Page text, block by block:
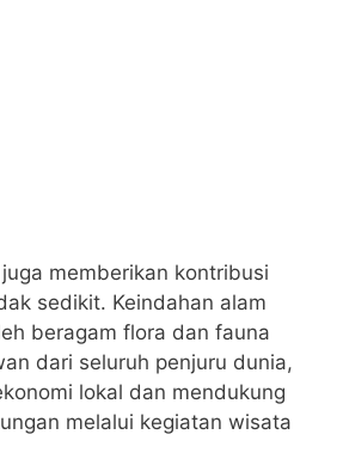
memberikan kontribusi
sedikit. Keindahan alam
beragam flora dan fauna
dari seluruh penjuru dunia,
lokal dan mendukung
melalui kegiatan wisata